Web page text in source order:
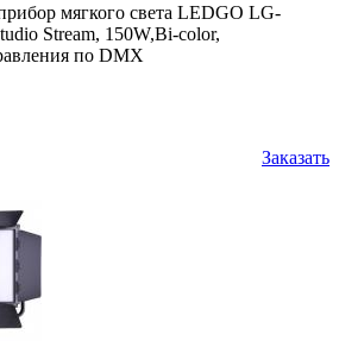
мягкого света LEDGO LG-
Stream, 150W,Bi-color,
по DMX
Заказать